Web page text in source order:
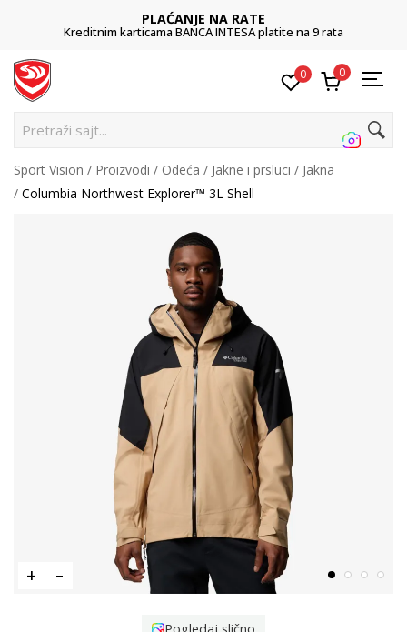
PLAĆANJE NA RATE
Kreditnim karticama BANCA INTESA platite na 9 rata
0 0
P
Sport Vision Proizvodi Odeća Jakne i prsluci
Jakna
Columbia Northwest Explorer™ 3L Shell